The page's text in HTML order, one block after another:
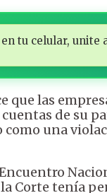
tu celular, unite
que las
de su
una
Corte tenía